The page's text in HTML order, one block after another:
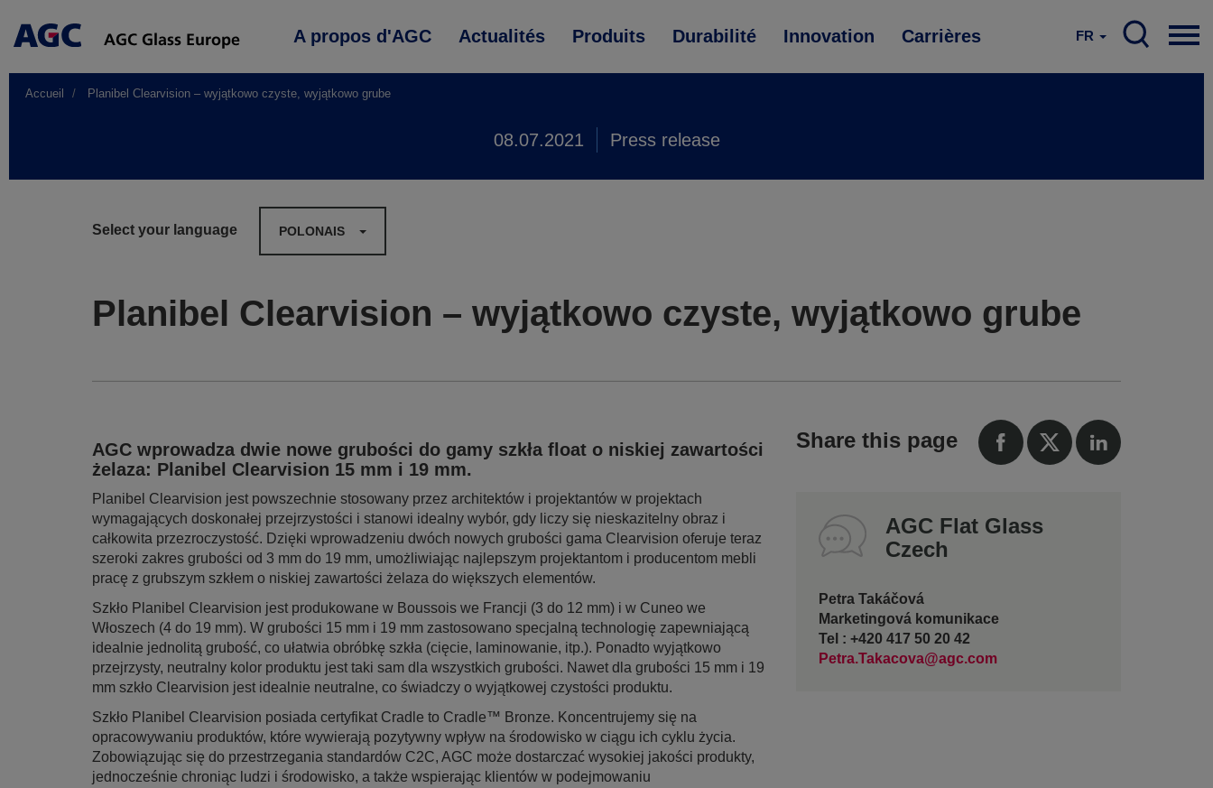
Main
A propos d'AGC Actualités Produits Durabilité Innovation Carrières FR
Accueil Planibel Clearvision – wyjątkowo czyste, wyjątkowo grube
08.07.2021 Press release
Select your language POLONAIS
Planibel Clearvision – wyjątkowo czyste, wyjątkowo grube
AGC wprowadza dwie nowe grubości do gamy szkła float o niskiej zawartości
żelaza: Planibel Clearvision 15 mm i 19 mm.
Planibel Clearvision jest powszechnie stosowany przez architektów i projektantów w projektach
wymagających doskonałej przejrzystości i stanowi idealny wybór, gdy liczy się nieskazitelny obraz i
całkowita przezroczystość. Dzięki wprowadzeniu dwóch nowych grubości gama Clearvision oferuje teraz
szeroki zakres grubości od 3 mm do 19 mm, umożliwiając najlepszym projektantom i producentom mebli
pracę z grubszym szkłem o niskiej zawartości żelaza do większych elementów.
Szkło Planibel Clearvision jest produkowane w Boussois we Francji (3 do 12 mm) i w Cuneo we
Włoszech (4 do 19 mm). W grubości 15 mm i 19 mm zastosowano specjalną technologię zapewniającą
idealnie jednolitą grubość, co ułatwia obróbkę szkła (cięcie, laminowanie, itp.). Ponadto wyjątkowo
przejrzysty, neutralny kolor produktu jest taki sam dla wszystkich grubości. Nawet dla grubości 15 mm i 19
mm szkło Clearvision jest idealnie neutralne, co świadczy o wyjątkowej czystości produktu.
Szkło Planibel Clearvision posiada certyfikat Cradle to Cradle™ Bronze. Koncentrujemy się na
opracowywaniu produktów, które wywierają pozytywny wpływ na środowisko w ciągu ich cyklu życia.
Zobowiązując się do przestrzegania standardów C2C, AGC może dostarczać wysokiej jakości produkty,
jednocześnie chroniąc ludzi i środowisko, a także wspierając klientów w podejmowaniu
Share this page
AGC Flat Glass
Czech
Petra Takáčová
Marketingová komunikace
Tel : +420 417 50 20 42
Petra.Takacova@agc.com